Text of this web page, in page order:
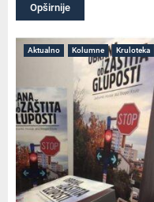
Opširnije
Aktualno Kolumne Kruloteka